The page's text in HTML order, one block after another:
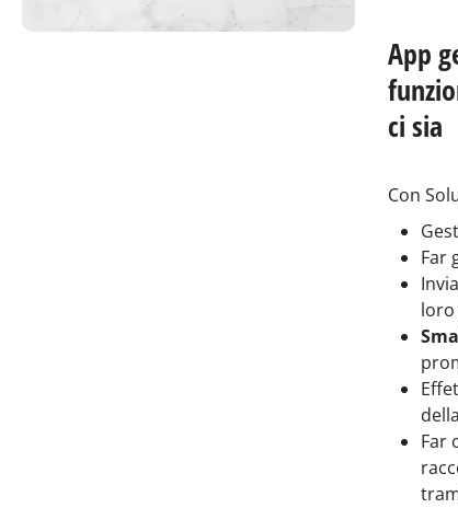
App
ci sia
Con
Far
loro
Far